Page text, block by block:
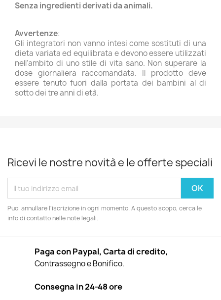
Senza ingredienti derivati da animali.
Avvertenze:
Gli integratori non vanno intesi come sostituti di una
dieta variata ed equilibrata e devono essere utilizzati
nell’ambito di uno stile di vita sano. Non superare la
dose giornaliera raccomandata. Il prodotto deve
essere tenuto fuori dalla portata dei bambini al di
sotto dei tre anni di età.
Ricevi le nostre novità e le offerte speciali
Puoi annullare l'iscrizione in ogni momento. A questo scopo, cerca le
info di contatto nelle note legali.
Paga con Paypal, Carta di credito,
Contrassegno e Bonifico.
Consegna in 24-48 ore